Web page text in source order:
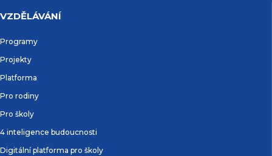
VZDĚLÁVÁNÍ
Programy
Projekty
Platforma
Pro rodiny
Pro školy
4 inteligence budoucnosti
Digitální platforma pro školy